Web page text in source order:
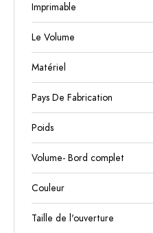
Imprimable
Le Volume
Matériel
Pays De Fabrication
Poids
Volume- Bord complet
Couleur
Taille de l'ouverture